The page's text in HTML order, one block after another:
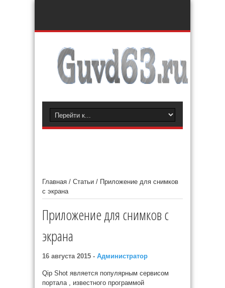
Главная / Статьи / Приложение для снимков
с экрана
Приложение для снимков с
экрана
16 августа 2015 - Администратор
Qip Shot является популярным сервисом
портала , известного программой